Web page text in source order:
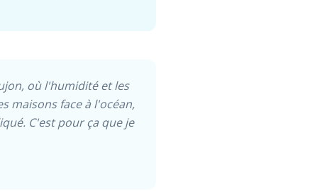
où l'humidité et les
maisons face à l'océan,
C'est pour ça que je